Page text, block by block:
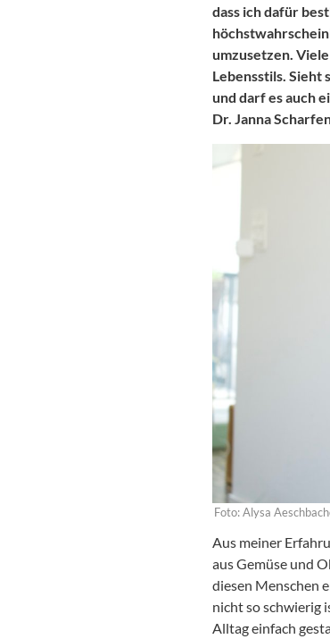
dass ich dafür
umzusetzen.
Lebensstils. Sieht
und darf es auch
Dr. Janna
Foto: Alysa
Aus meiner
aus Gemüse und
diesen Menschen
nicht so schwierig
Alltag einfach